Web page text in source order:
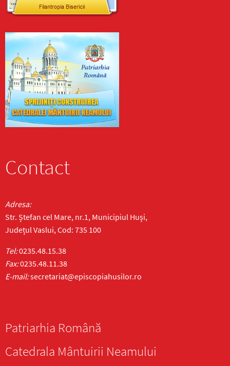
Contact
Adresa:
Str. Ștefan cel Mare, nr.1, Municipiul Huși,
Județul Vaslui, Cod: 735 100
Tel:0235.48.15.38
Fax:0235.48.11.38
E-mail:secretariat@episcopiahusilor.ro
Patriarhia Română
Catedrala Mântuirii Neamului